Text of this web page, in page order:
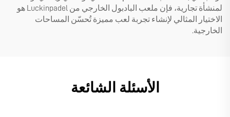
لمنشأة تجارية، فإن ملعب البادبول الخارجي من Luckinpadel هو
الاختيار المثالي لإنشاء تجربة لعب مميزة تُحسّن المساحات
الخارجية.
الأسئلة الشائعة